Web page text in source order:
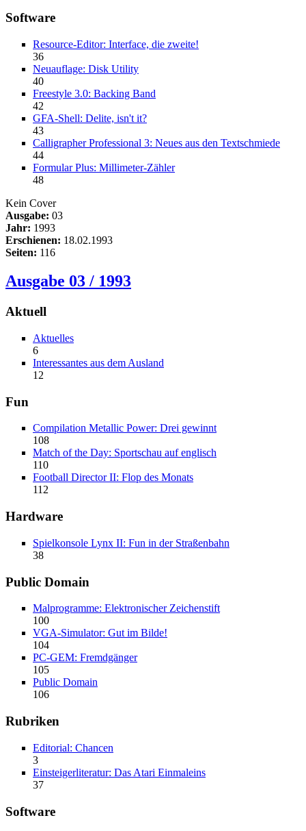
Software
Resource-Editor: Interface, die zweite!
36
Neuauflage: Disk Utility
40
Freestyle 3.0: Backing Band
42
GFA-Shell: Delite, isn't it?
43
Calligrapher Professional 3: Neues aus den Textschmiede
44
Formular Plus: Millimeter-Zähler
48
Kein Cover
Ausgabe: 03
Jahr: 1993
Erschienen: 18.02.1993
Seiten: 116
Ausgabe 03 / 1993
Aktuell
Aktuelles
6
Interessantes aus dem Ausland
12
Fun
Compilation Metallic Power: Drei gewinnt
108
Match of the Day: Sportschau auf englisch
110
Football Director II: Flop des Monats
112
Hardware
Spielkonsole Lynx II: Fun in der Straßenbahn
38
Public Domain
Malprogramme: Elektronischer Zeichenstift
100
VGA-Simulator: Gut im Bilde!
104
PC-GEM: Fremdgänger
105
Public Domain
106
Rubriken
Editorial: Chancen
3
Einsteigerliteratur: Das Atari Einmaleins
37
Software